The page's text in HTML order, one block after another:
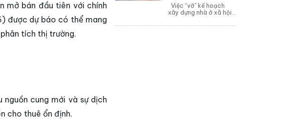
mở bán đầu tiên với chính
được dự báo có thể mang
tích thị trường.
cung mới và sự dịch
cho thuê ổn định.
Việc “vỡ” kế hoạch
xây dựng nhà ở xã hội
đánh giá là do quy